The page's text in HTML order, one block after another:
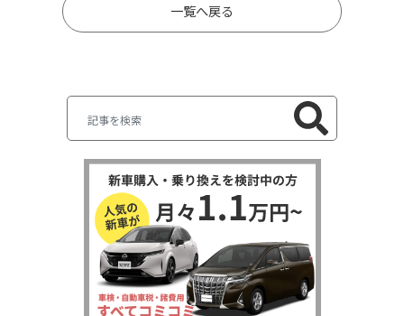
一覧へ戻る